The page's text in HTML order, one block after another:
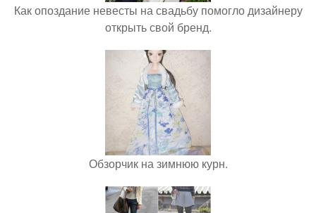
Как опоздание невесты на свадьбу помогло дизайнеру
открыть свой бренд.
Обзорчик на зимнюю курн.